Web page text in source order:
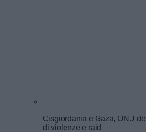
Cisgiordania e Gaza, ONU
di violenze e raid